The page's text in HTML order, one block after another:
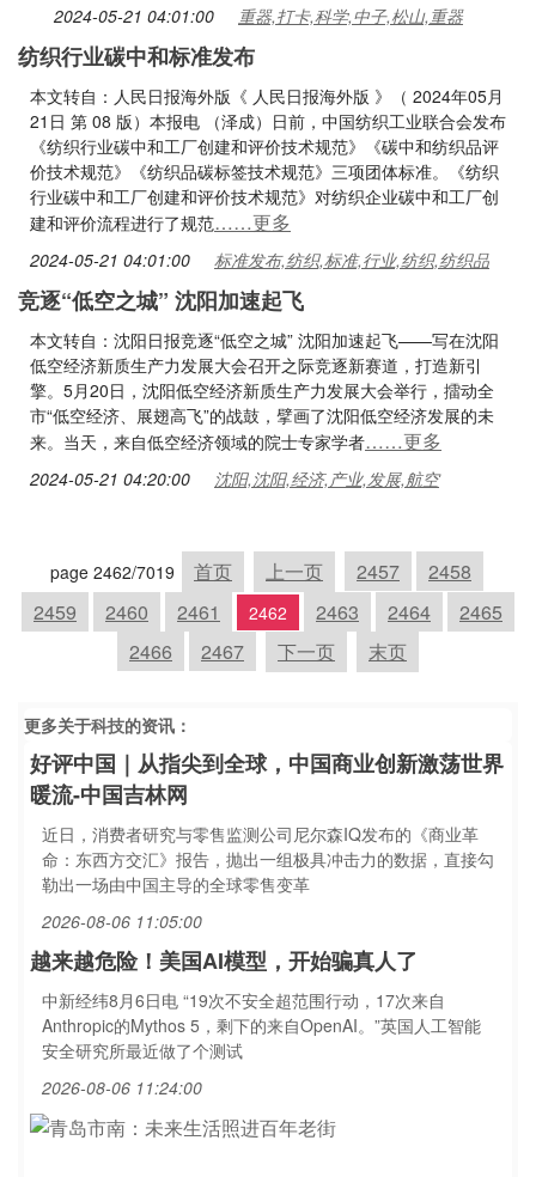
2024-05-21 04:01:00 重器,打卡,科学,中子,松山,重器
纺织行业碳中和标准发布
本文转自：人民日报海外版《 人民日报海外版 》（ 2024年05月
21日 第 08 版）本报电 （泽成）日前，中国纺织工业联合会发布
《纺织行业碳中和工厂创建和评价技术规范》《碳中和纺织品评
价技术规范》《纺织品碳标签技术规范》三项团体标准。《纺织
行业碳中和工厂创建和评价技术规范》对纺织企业碳中和工厂创
建和评价流程进行了规范……更多
2024-05-21 04:01:00 标准发布,纺织,标准,行业,纺织,纺织品
竞逐“低空之城” 沈阳加速起飞
本文转自：沈阳日报竞逐“低空之城” 沈阳加速起飞——写在沈阳
低空经济新质生产力发展大会召开之际竞逐新赛道，打造新引
擎。5月20日，沈阳低空经济新质生产力发展大会举行，擂动全
市“低空经济、展翅高飞”的战鼓，擘画了沈阳低空经济发展的未
来。当天，来自低空经济领域的院士专家学者……更多
2024-05-21 04:20:00 沈阳,沈阳,经济,产业,发展,航空
page 2462/7019 首页 上一页 2457
2458
2459
2460 2461 2462 2463 2464
2465
2466
2467 下一页 末页
更多关于科技的资讯：
好评中国｜从指尖到全球，中国商业创新激荡世界
暖流-中国吉林网
近日，消费者研究与零售监测公司尼尔森IQ发布的《商业革
命：东西方交汇》报告，抛出一组极具冲击力的数据，直接勾
勒出一场由中国主导的全球零售变革
2026-08-06 11:05:00
越来越危险！美国AI模型，开始骗真人了
中新经纬8月6日电 “19次不安全超范围行动，17次来自
Anthropic的Mythos 5，剩下的来自OpenAI。”英国人工智能
安全研究所最近做了个测试
2026-08-06 11:24:00